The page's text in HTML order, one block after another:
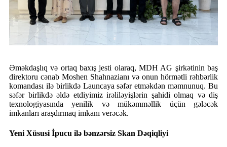
Əməkdaşlıq və ortaq baxış jesti olaraq, MDH AG şirkətinin baş
direktoru cənab Moshen Shahnazianı və onun hörmətli rəhbərlik
komandası ilə birlikdə Launcaya səfər etməkdən məmnunuq. Bu
səfər birlikdə əldə etdiyimiz irəliləyişlərin şahidi olmaq və diş
texnologiyasında yenilik və mükəmməllik üçün gələcək
imkanları araşdırmaq imkanı verəcək.
Yeni Xüsusi İpucu ilə bənzərsiz Skan Dəqiqliyi